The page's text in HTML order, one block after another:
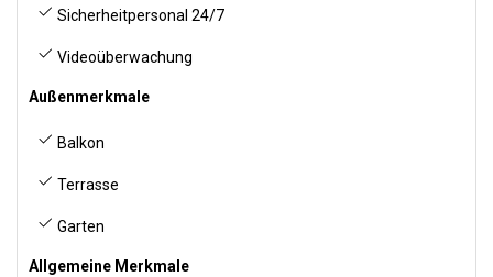
Sicherheitpersonal 24/7
Videoüberwachung
Außenmerkmale
Balkon
Terrasse
Garten
Allgemeine Merkmale